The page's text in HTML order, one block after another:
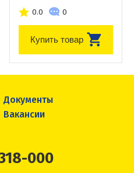
0.0 0
Купить товар
Документы
Вакансии
000